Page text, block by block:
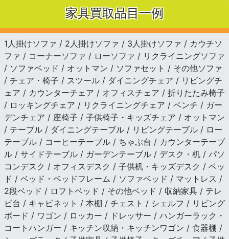
家具買取品目一例
1人掛けソファ / 2人掛けソファ / 3人掛けソファ / カウチソ
ファ / コーナーソファ / ローソファ / リクライニングソファ
/ ソファベッド / オットマン / ソファセット / その他ソファ
/ チェア・椅子 / スツール / ダイニングチェア / リビングチ
ェア / カウンターチェア / オフィスチェア / 折りたたみ椅子
/ ロッキングチェア / リクライニングチェア / ベンチ / ガー
デンチェア / 座椅子 / 子供椅子・キッズチェア / オットマン
/ テーブル / ダイニングテーブル / リビングテーブル / ロー
テーブル / コーヒーテーブル / ちゃぶ台 / カウンターテーブ
ル / サイドテーブル / ガーデンテーブル / デスク・机 / パソ
コンデスク / オフィスデスク / 子供机・キッズデスク / ベッ
ド / ベッド・ベッドフレーム / ソファベッド / マットレス /
2段ベッド / ロフトベッド / その他ベッド / 収納家具 / テレ
ビ台 / キャビネット / 本棚 / チェスト / シェルフ / リビング
ボード / ワゴン / ロッカー / ドレッサー / ハンガーラック・
コートハンガー / キッチン収納・キッチンワゴン / 食器棚 /